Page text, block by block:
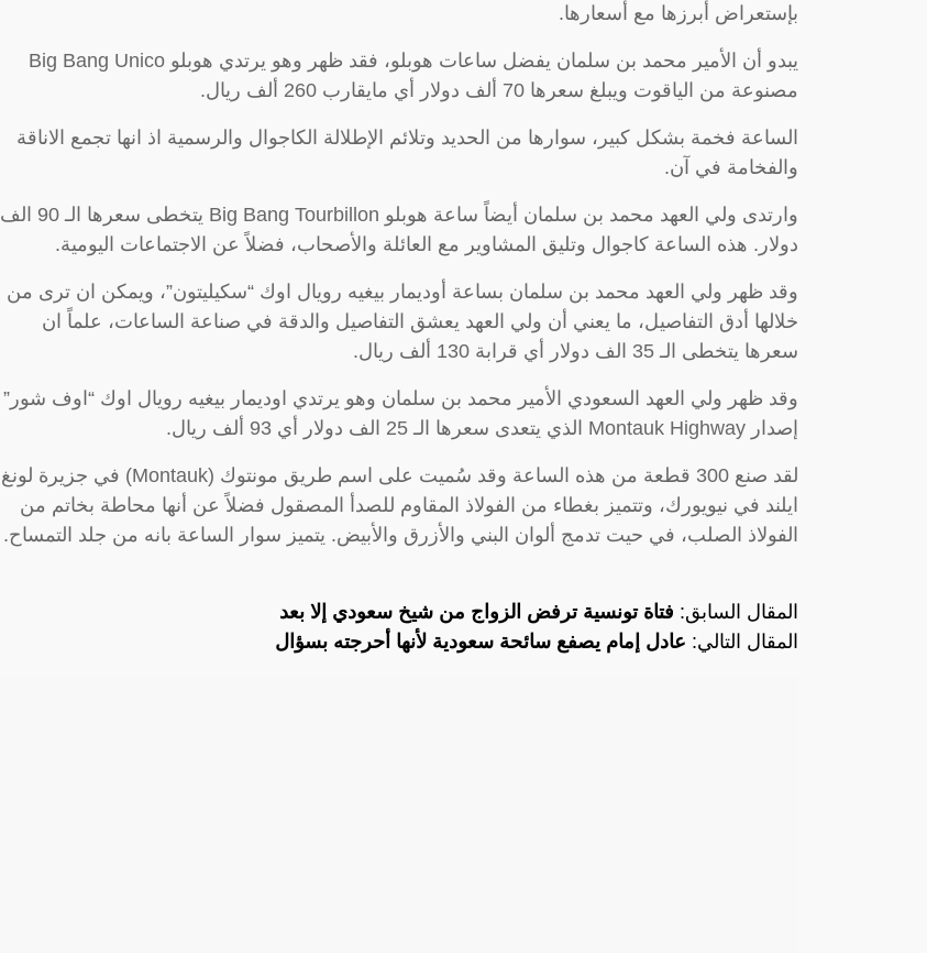
بإستعراض أبرزها مع أسعارها.
يبدو أن الأمير محمد بن سلمان يفضل ساعات هوبلو، فقد ظهر وهو يرتدي هوبلو Big Bang Unico
مصنوعة من الياقوت ويبلغ سعرها 70 ألف دولار أي مايقارب 260 ألف ريال.
الساعة فخمة بشكل كبير، سوارها من الحديد وتلائم الإطلالة الكاجوال والرسمية اذ انها تجمع الاناقة
والفخامة في آن.
وارتدى ولي العهد محمد بن سلمان أيضاً ساعة هوبلو Big Bang Tourbillon يتخطى سعرها الـ 90 الف
دولار. هذه الساعة كاجوال وتليق المشاوير مع العائلة والأصحاب، فضلاً عن الاجتماعات اليومية.
وقد ظهر ولي العهد محمد بن سلمان بساعة أوديمار بيغيه رويال اوك “سكيليتون”، ويمكن ان ترى من
خلالها أدق التفاصيل، ما يعني أن ولي العهد يعشق التفاصيل والدقة في صناعة الساعات، علماً ان
سعرها يتخطى الـ 35 الف دولار أي قرابة 130 ألف ريال.
وقد ظهر ولي العهد السعودي الأمير محمد بن سلمان وهو يرتدي اوديمار بيغيه رويال اوك “اوف شور”
إصدار Montauk Highway الذي يتعدى سعرها الـ 25 الف دولار أي 93 ألف ريال.
لقد صنع 300 قطعة من هذه الساعة وقد سُميت على اسم طريق مونتوك (Montauk) في جزيرة لونغ
ايلند في نيويورك، وتتميز بغطاء من الفولاذ المقاوم للصدأ المصقول فضلاً عن أنها محاطة بخاتم من
الفولاذ الصلب، في حيت تدمج ألوان البني والأزرق والأبيض. يتميز سوار الساعة بانه من جلد التمساح.
المقال السابق: فتاة تونسية ترفض الزواج من شيخ سعودي إلا بعد
المقال التالي: عادل إمام يصفع سائحة سعودية لأنها أحرجته بسؤال